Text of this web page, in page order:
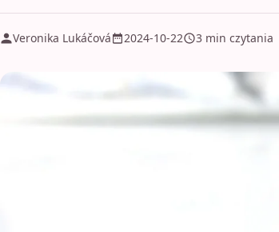
Veronika Lukáčová 2024-10-22 3 min czytania